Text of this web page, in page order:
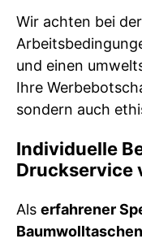
Wir achten bei
und einen
Ihre
sondern auch
Individuelle
Druckservice
Als erfahrener
Baumwolltaschen